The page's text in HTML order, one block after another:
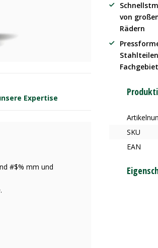
Expertise
#$% mm und
von
Rädern
Fachgebiet
SKU
EAN